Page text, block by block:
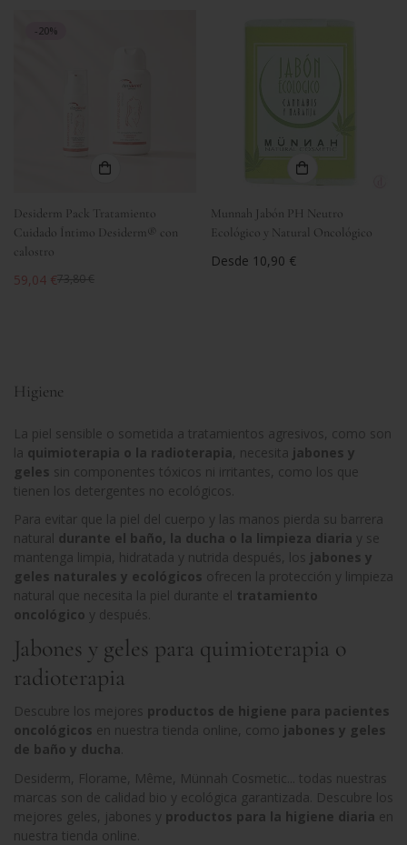
-20%
Desiderm Pack Tratamiento
Cuidado Íntimo Desiderm® con
calostro
Precio
59,04 €
Precio
73,80 €
Munnah Jabón PH Neutro
Ecológico y Natural Oncológico
Precio
Desde 10,90 €
Higiene
La piel sensible o sometida a tratamientos agresivos, como son
la quimioterapia o la radioterapia , necesita jabones y
geles sin componentes tóxicos ni irritantes, como los que
tienen los detergentes no ecológicos.
Para evitar que la piel del cuerpo y las manos pierda su barrera
natural durante el baño, la ducha o la limpieza diaria y se
mantenga limpia, hidratada y nutrida después, los jabones y
geles naturales y ecológicos ofrecen la protección y limpieza
natural que necesita la piel durante el tratamiento
oncológico y después.
Jabones y geles para quimioterapia o
radioterapia
Descubre los mejores productos de higiene para pacientes
oncológicos en nuestra tienda online, como jabones y geles
de baño y ducha
Desiderm, Florame, Même, Münnah Cosmetic... todas nuestras
marcas son de calidad bio y ecológica garantizada. Descubre los
mejores geles, jabones y productos para la higiene diaria en
nuestra tienda online.